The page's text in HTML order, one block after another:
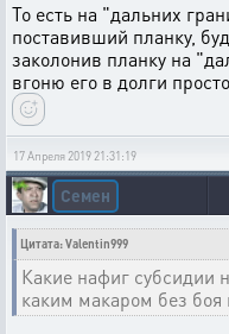
То есть на "дальних
поставивший планку,
заколонив планку на
вгоню его в долги
17 Апреля 2019 21:31:19
Семен
Цитата: Valentin999
Какие нафиг субсидии
каким макаром без боя